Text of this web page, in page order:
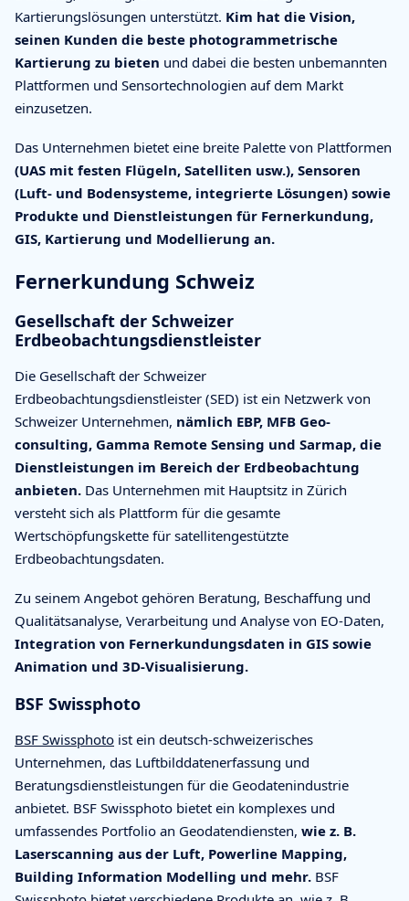
Kartierungslösungen unterstützt. Kim hat die Vision,
seinen Kunden die beste photogrammetrische
Kartierung zu bieten und dabei die besten unbemannten
Plattformen und Sensortechnologien auf dem Markt
einzusetzen.
Das Unternehmen bietet eine breite Palette von Plattformen
(UAS mit festen Flügeln, Satelliten usw.), Sensoren
(Luft- und Bodensysteme, integrierte Lösungen) sowie
Produkte und Dienstleistungen für Fernerkundung,
GIS, Kartierung und Modellierung an.
Fernerkundung Schweiz
Gesellschaft der Schweizer
Erdbeobachtungsdienstleister
Die Gesellschaft der Schweizer
Erdbeobachtungsdienstleister (SED) ist ein Netzwerk von
Schweizer Unternehmen, nämlich EBP, MFB Geo-
consulting, Gamma Remote Sensing und Sarmap, die
Dienstleistungen im Bereich der Erdbeobachtung
anbieten. Das Unternehmen mit Hauptsitz in Zürich
versteht sich als Plattform für die gesamte
Wertschöpfungskette für satellitengestützte
Erdbeobachtungsdaten.
Zu seinem Angebot gehören Beratung, Beschaffung und
Qualitätsanalyse, Verarbeitung und Analyse von EO-Daten,
Integration von Fernerkundungsdaten in GIS sowie
Animation und 3D-Visualisierung.
BSF Swissphoto
BSF Swissphoto ist ein deutsch-schweizerisches
Unternehmen, das Luftbilddatenerfassung und
Beratungsdienstleistungen für die Geodatenindustrie
anbietet. BSF Swissphoto bietet ein komplexes und
umfassendes Portfolio an Geodatendiensten, wie z. B.
Laserscanning aus der Luft, Powerline Mapping,
Building Information Modelling und mehr. BSF